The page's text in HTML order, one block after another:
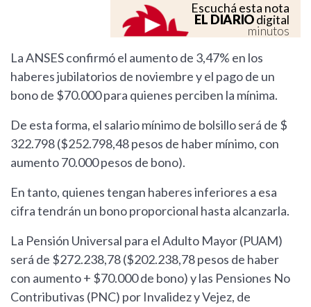
Escuchá esta nota
EL DIARIOdigital
minutos
La ANSES confirmó el aumento de 3,47% en los
haberes jubilatorios de noviembre y el pago de un
bono de $70.000 para quienes perciben la mínima.
De esta forma, el salario mínimo de bolsillo será de $
322.798 ($252.798,48 pesos de haber mínimo, con
aumento 70.000 pesos de bono).
En tanto, quienes tengan haberes inferiores a esa
cifra tendrán un bono proporcional hasta alcanzarla.
La Pensión Universal para el Adulto Mayor (PUAM)
será de $272.238,78 ($202.238,78 pesos de haber
con aumento + $70.000 de bono) y las Pensiones No
Contributivas (PNC) por Invalidez y Vejez, de